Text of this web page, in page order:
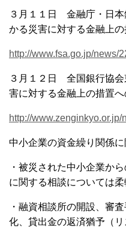
３月１１日 金融庁・日本
かる災害に対する金融上
http://www.fsa.go.jp/news/
３月１２日 全国銀行協会
害に対する金融上の措置
http://
中小企業の資金繰り関係に
・被災された中小企業か
に関する相談については柔
・融資相談所の開設、審
化、貸出金の返済猶予（